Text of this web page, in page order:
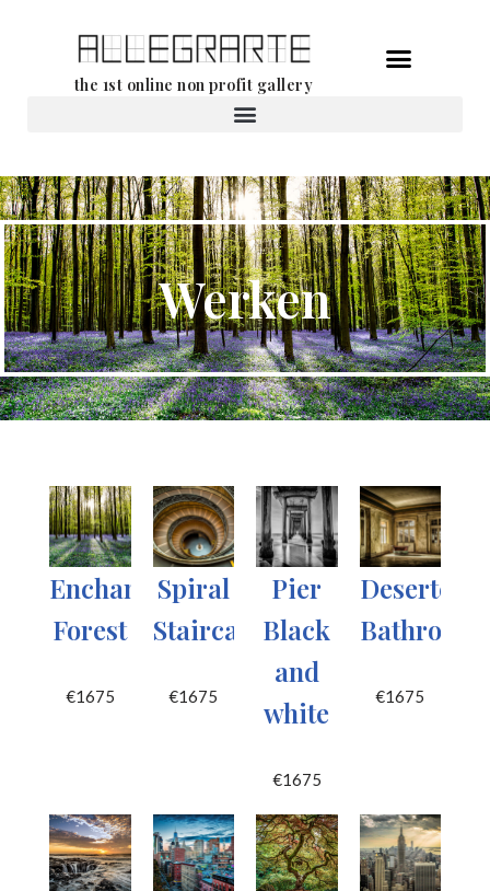
the 1st online non profit gallery
Werken
Enchanted
Forest
€1675
Spiral
Staircase
€1675
Pier
Black
and
white
€1675
Deserted
Bathroom
€1675